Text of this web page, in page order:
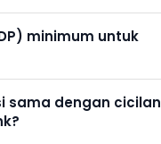
minimum untuk
sama dengan cicilan